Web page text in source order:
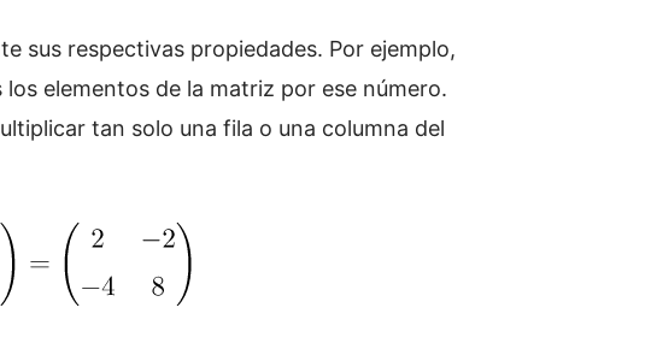
sus respectivas propiedades. Por ejemplo,
elementos de la matriz por ese número.
tan solo una fila o una columna del